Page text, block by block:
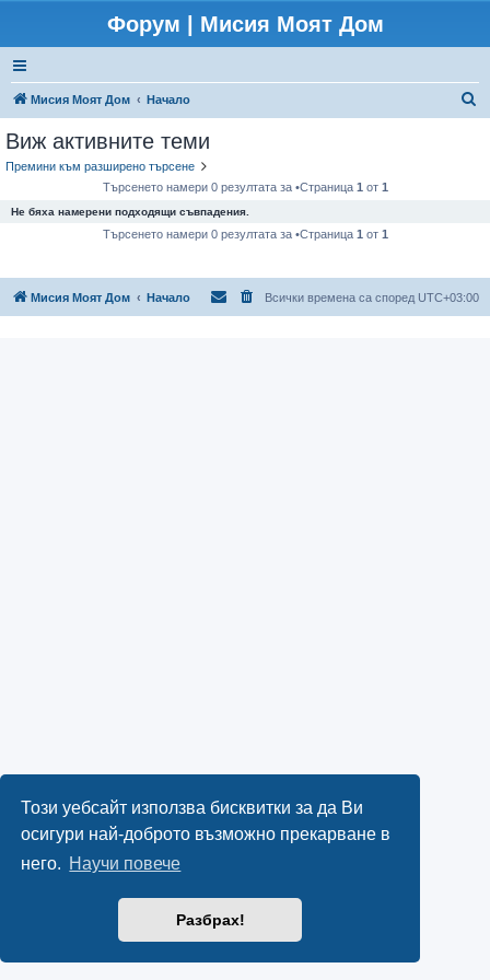
Този уебсайт използва бисквитки за да Ви
осигури най-доброто възможно прекарване в
него. Научи повече
Разбрах!
Форум | Мисия Моят Дом
Мисия Моят Дом Начало
Виж активните теми
Премини към разширено търсене
Търсенето намери 0 резултата за •Страница 1 от 1
Не бяха намерени подходящи съвпадения.
Търсенето намери 0 резултата за •Страница 1 от 1
Мисия Моят Дом Начало Всички времена са според UTC+03:00